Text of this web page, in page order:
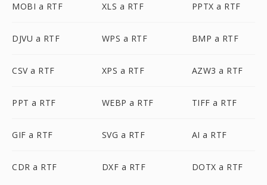
MOBI a RTF XLS a RTF PPTX a RTF
DJVU a RTF WPS a RTF BMP a RTF
CSV a RTF XPS a RTF AZW3 a RTF
PPT a RTF WEBP a RTF TIFF a RTF
GIF a RTF SVG a RTF AI a RTF
CDR a RTF DXF a RTF DOTX a RTF